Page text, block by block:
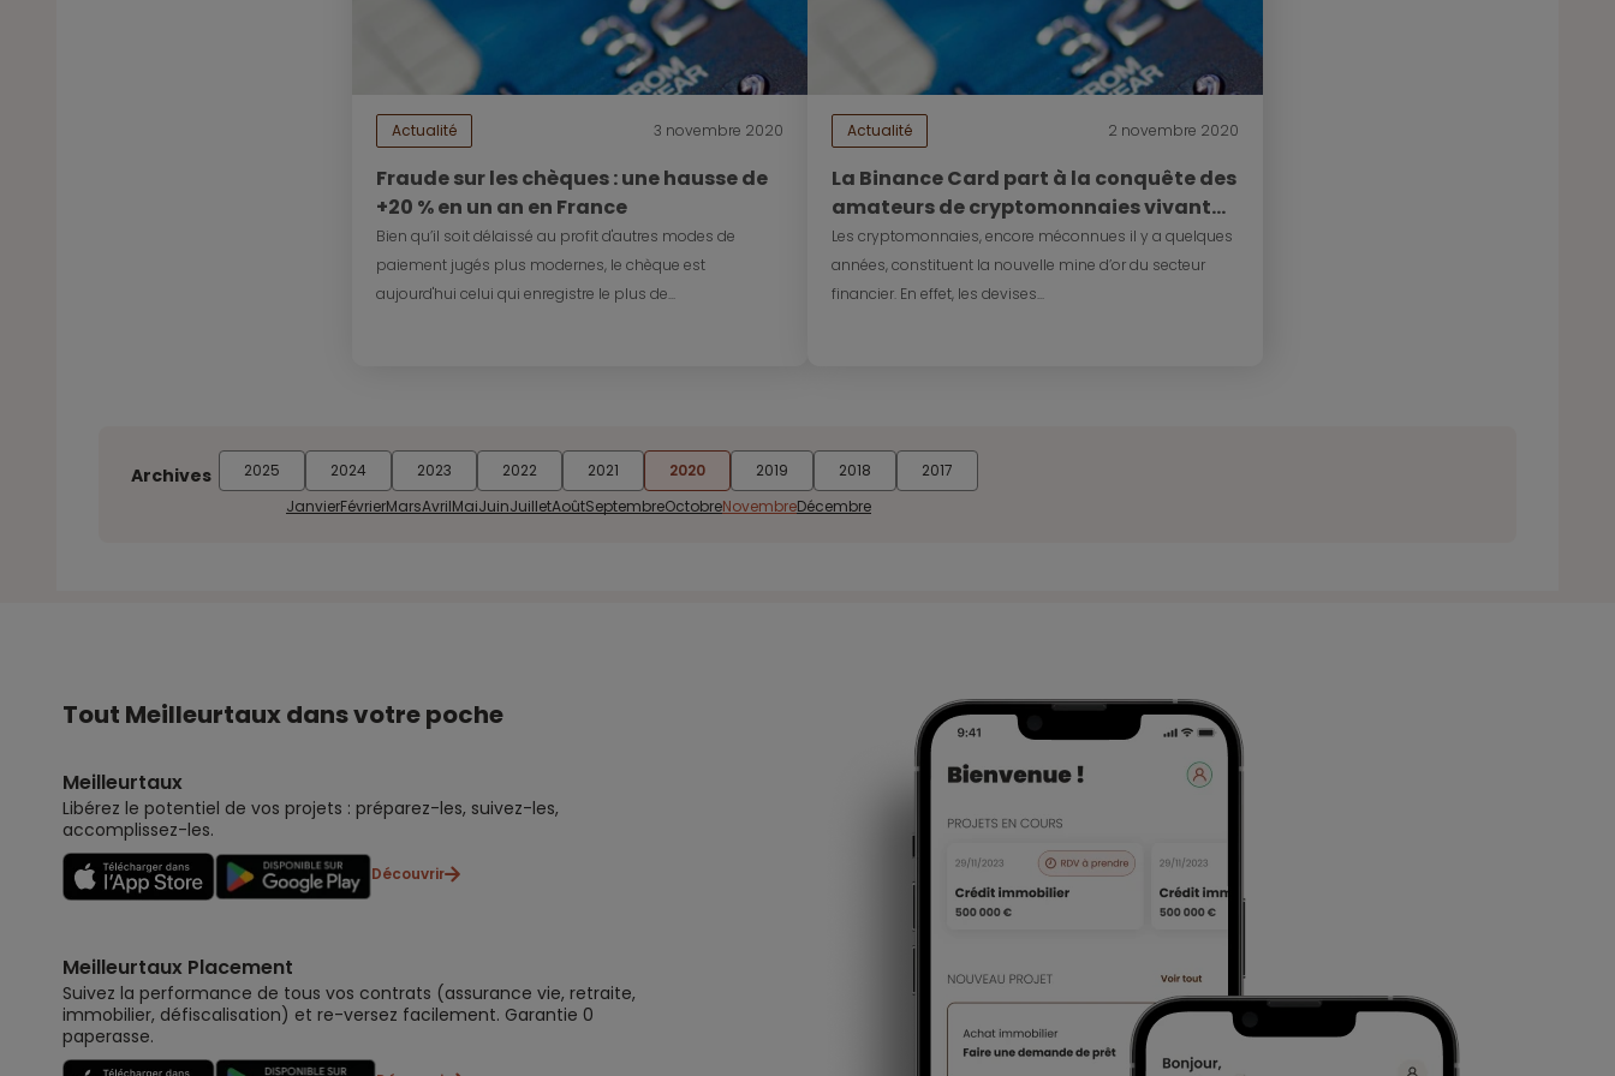
Actualité 3 novembre 2020
Fraude sur les chèques : une hausse de
+20 % en un an en France
Bien qu’il soit délaissé au profit d'autres modes de
paiement jugés plus modernes, le chèque est
aujourd'hui celui qui enregistre le plus de...
Actualité 2 novembre 2020
La Binance Card part à la conquête des
amateurs de cryptomonnaies vivant
en territoire européen
Les cryptomonnaies, encore méconnues il y a quelques
années, constituent la nouvelle mine d’or du secteur
financier. En effet, les devises...
Archives 2025 2024 2023 2022 2021 2020 2019 2018
2017
JanvierFévrierMarsAvrilMaiJuinJuilletAoûtSeptembreOctobreNovembreDécembre
Tout Meilleurtaux dans votre poche
Meilleurtaux
Libérez le potentiel de vos projets : préparez-les, suivez-les,
accomplissez-les.
Découvrir
Meilleurtaux Placement
Suivez la performance de tous vos contrats (assurance vie, retraite,
immobilier, défiscalisation) et re-versez facilement. Garantie 0
paperasse.